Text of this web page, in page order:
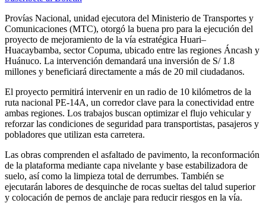
Provías Nacional, unidad ejecutora del Ministerio de Transportes y
Comunicaciones (MTC), otorgó la buena pro para la ejecución del
proyecto de mejoramiento de la vía estratégica Huari–
Huacaybamba, sector Copuma, ubicado entre las regiones Áncash y
Huánuco. La intervención demandará una inversión de S/ 1.8
millones y beneficiará directamente a más de 20 mil ciudadanos.
El proyecto permitirá intervenir en un radio de 10 kilómetros de la
ruta nacional PE-14A, un corredor clave para la conectividad entre
ambas regiones. Los trabajos buscan optimizar el flujo vehicular y
reforzar las condiciones de seguridad para transportistas, pasajeros y
pobladores que utilizan esta carretera.
Las obras comprenden el asfaltado de pavimento, la reconformación
de la plataforma mediante capa nivelante y base estabilizadora de
suelo, así como la limpieza total de derrumbes. También se
ejecutarán labores de desquinche de rocas sueltas del talud superior
y colocación de pernos de anclaje para reducir riesgos en la vía.